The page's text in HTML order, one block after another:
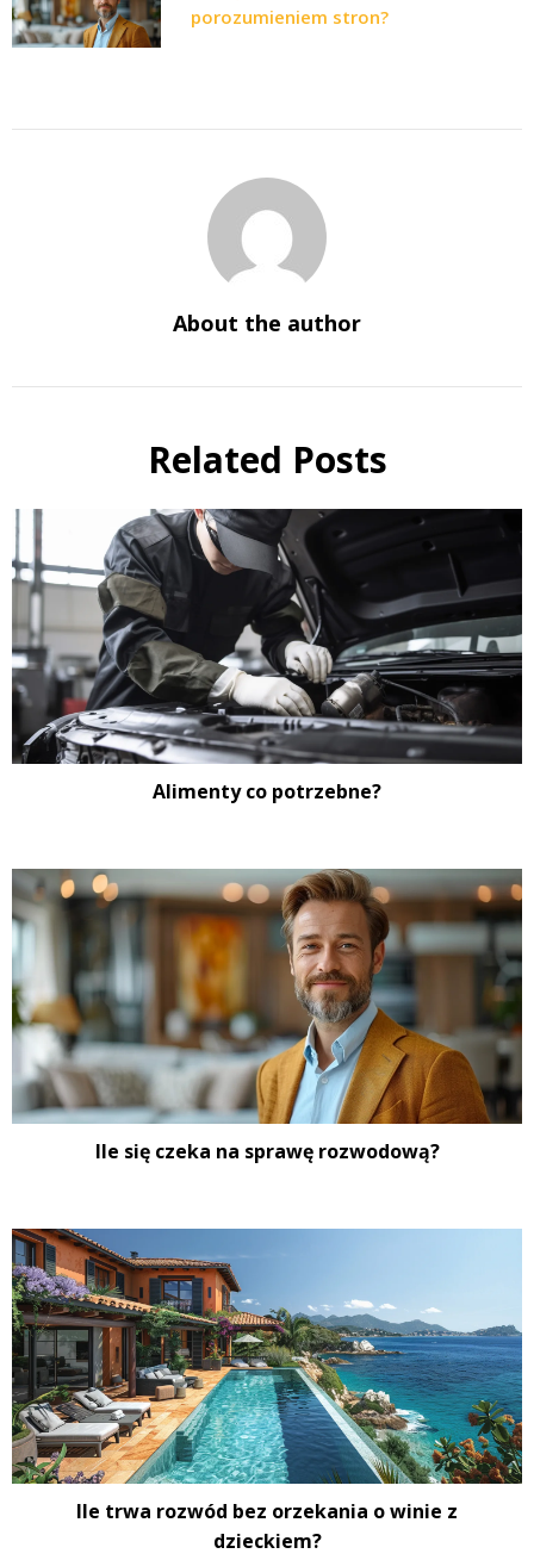
porozumieniem stron?
About the author
Related Posts
Alimenty co potrzebne?
Ile się czeka na sprawę rozwodową?
Ile trwa rozwód bez orzekania o winie z
dzieckiem?